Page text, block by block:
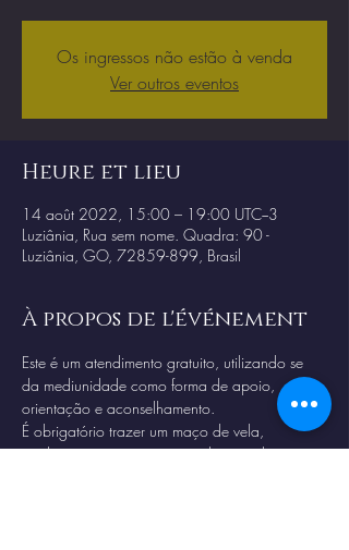
Os ingressos não estão à venda
Ver outros eventos
Heure et lieu
14 août 2022, 15:00 – 19:00 UTC−3
Luziânia, Rua sem nome. Quadra: 90 -
Luziânia, GO, 72859-899, Brasil
À propos de l'événement
Este é um atendimento gratuito, utilizando se
da mediunidade como forma de apoio,
orientação e aconselhamento.
É obrigatório trazer um maço de vela,
qualquer cor, para passar pela consulta.